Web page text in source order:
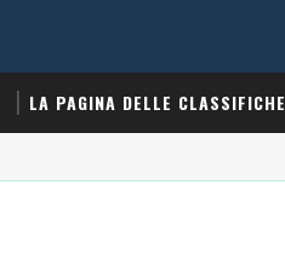
LA PAGINA DELLE CLASSIFICHE